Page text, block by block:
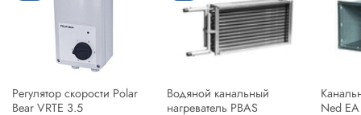
Регулятор скорости Polar
Bear VRTE 3.5
Водяной канальный
нагреватель PBAS
Ned